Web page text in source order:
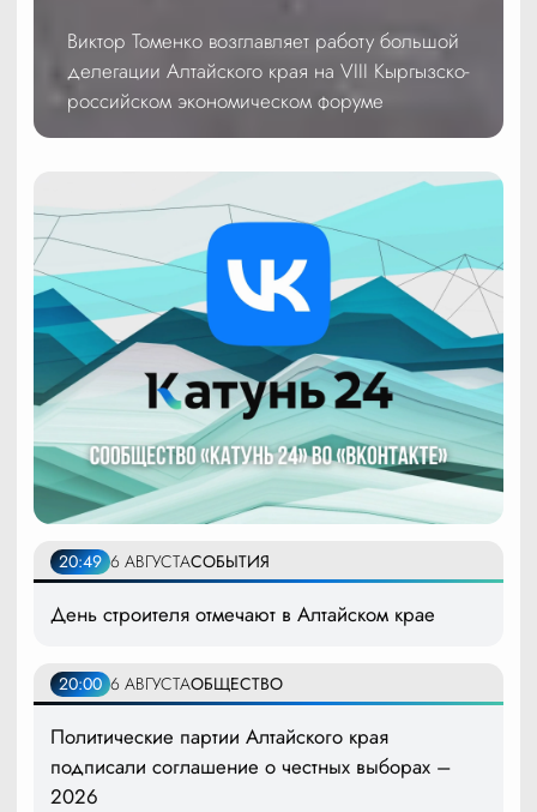
Виктор Томенко возглавляет работу большой
делегации Алтайского края на VIII Кыргызско-
российском экономическом форуме
20:49 6 АВГУСТАСОБЫТИЯ
День строителя отмечают в Алтайском крае
20:00 6 АВГУСТАОБЩЕСТВО
Политические партии Алтайского края
подписали соглашение о честных выборах –
2026